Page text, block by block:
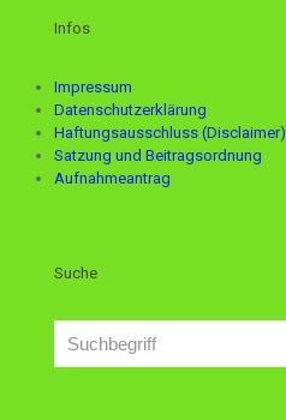
Infos
Impressum
Datenschutzerklärung
Haftungsausschluss (Disclaimer)
Satzung und Beitragsordnung
Aufnahmeantrag
Suche
Suchen